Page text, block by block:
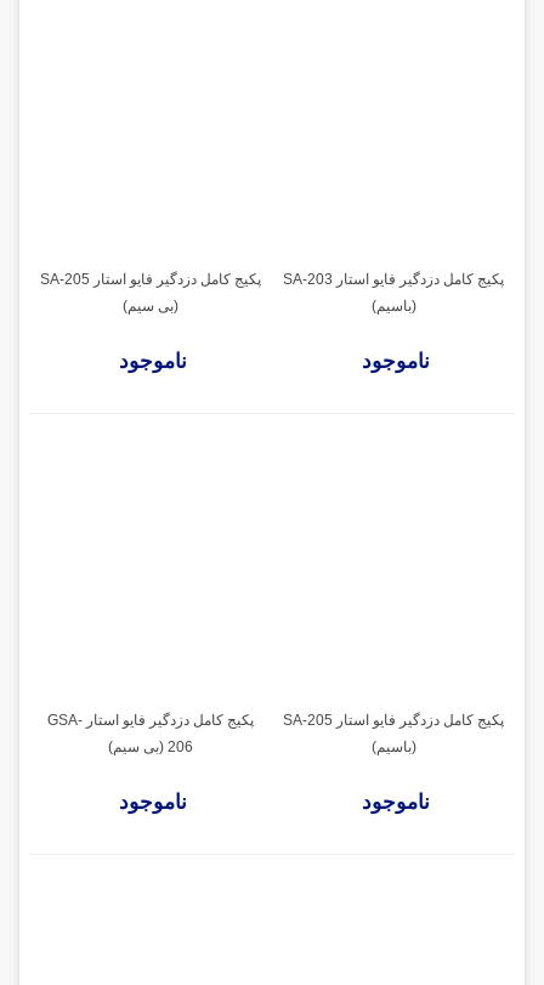
پکیج کامل دزدگیر فایو استار SA-203
(باسیم)
ناموجود
پکیج کامل دزدگیر فایو استار SA-205
(بی سیم)
ناموجود
پکیج کامل دزدگیر فایو استار SA-205
(باسیم)
ناموجود
پکیج کامل دزدگیر فایو استار GSA-
206 (بی سیم)
ناموجود